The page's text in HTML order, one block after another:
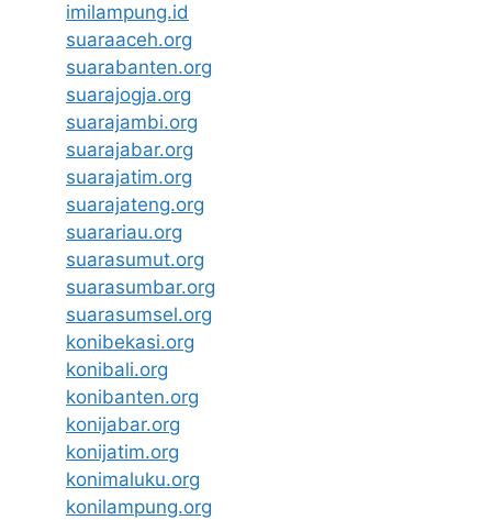
imilampung.id
suaraaceh.org
suarabanten.org
suarajogja.org
suarajambi.org
suarajabar.org
suarajatim.org
suarajateng.org
suarariau.org
suarasumut.org
suarasumbar.org
suarasumsel.org
konibekasi.org
konibali.org
konibanten.org
konijabar.org
konijatim.org
konimaluku.org
konilampung.org